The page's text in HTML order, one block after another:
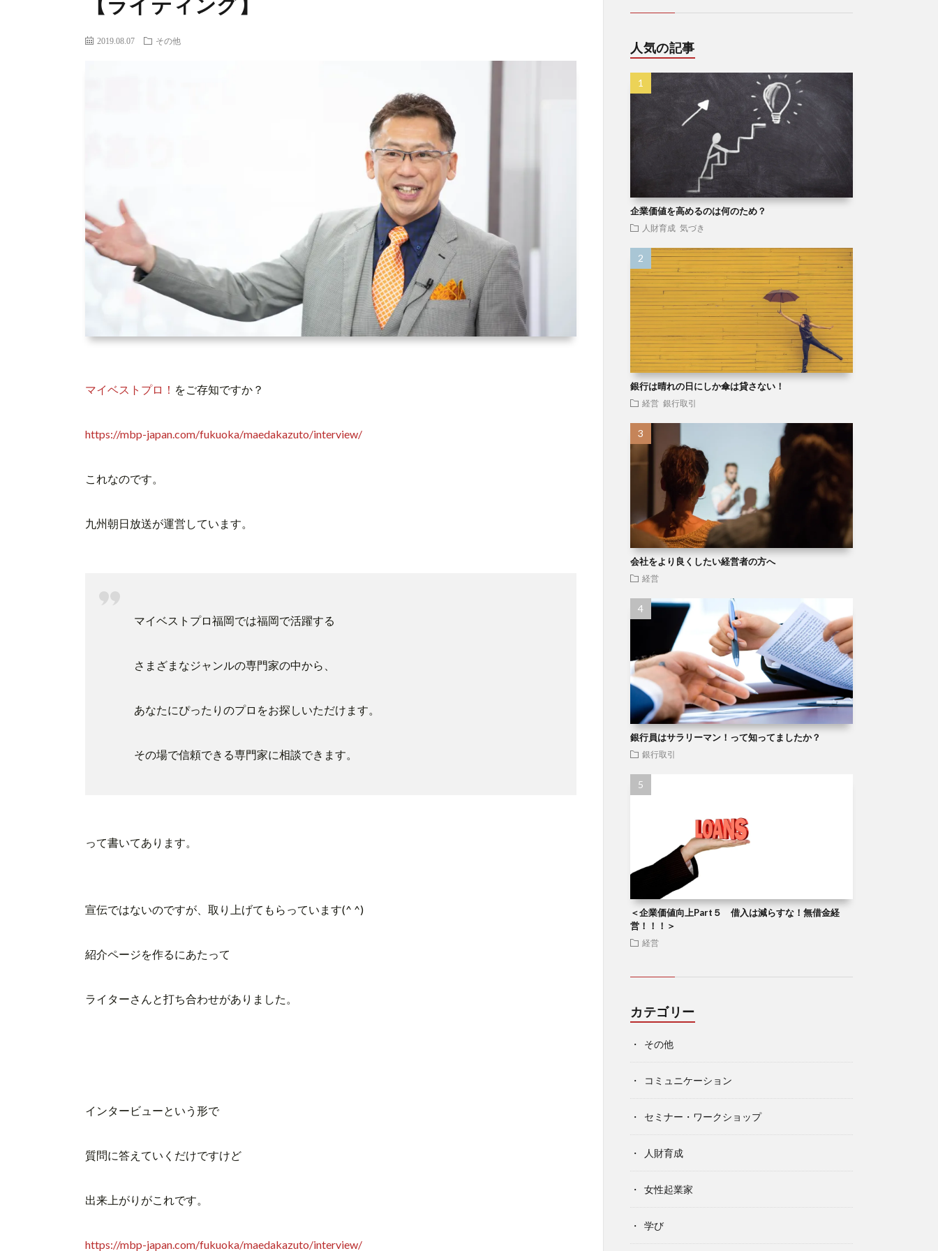
2019.08.07 その他
マイベストプロ！ をご存知ですか？
https://mbp-japan.com/fukuoka/maedakazuto/interview/
これなのです。
九州朝日放送が運営しています。
マイベストプロ福岡では福岡で活躍する
さまざまなジャンルの専門家の中から、
あなたにぴったりのプロをお探しいただけます。
その場で信頼できる専門家に相談できます。
って書いてあります。
宣伝ではないのですが、取り上げてもらっています(^ ^)
紹介ページを作るにあたって
ライターさんと打ち合わせがありました。
インタービューという形で
質問に答えていくだけですけど
出来上がりがこれです。
https://mbp-japan.com/fukuoka/maedakazuto/interview/
人気の記事
企業価値を高めるのは何のため？
人財育成 気づき
銀行は晴れの日にしか傘は貸さない！
経営 銀行取引
会社をより良くしたい経営者の方へ
経営
銀行員はサラリーマン！って知ってましたか？
銀行取引
＜企業価値向上Part５ 借入は減らすな！無借金経
営！！！＞
経営
カテゴリー
その他
コミュニケーション
セミナー・ワークショップ
人財育成
女性起業家
学び